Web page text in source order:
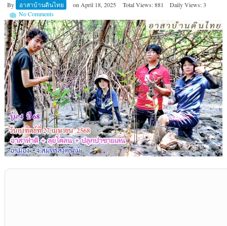
By อาสาบ้านดินไทย on April 18, 2025 Total Views: 881
Daily Views: 3
No Comments